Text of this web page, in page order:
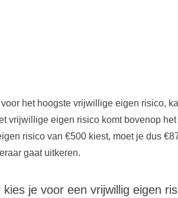
het hoogste vrijwillige eigen risico,
vrijwillige eigen risico komt bovenop
risico van €500 kiest, moet je dus
gaat uitkeren.
kies je voor een vrijwillig eigen